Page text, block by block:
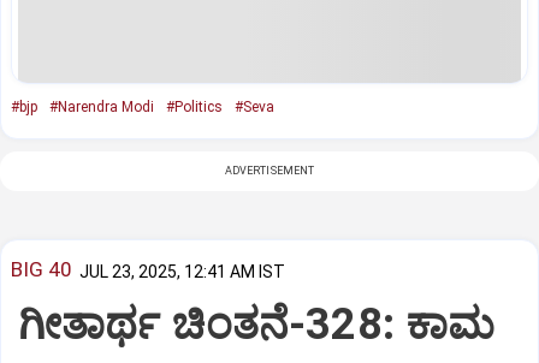
#bjp #Narendra Modi #Politics #Seva
ADVERTISEMENT
BIG 40 JUL 23, 2025, 12:41 AM IST
ಗೀತಾರ್ಥ ಚಿಂತನೆ-328: ಕಾಮ